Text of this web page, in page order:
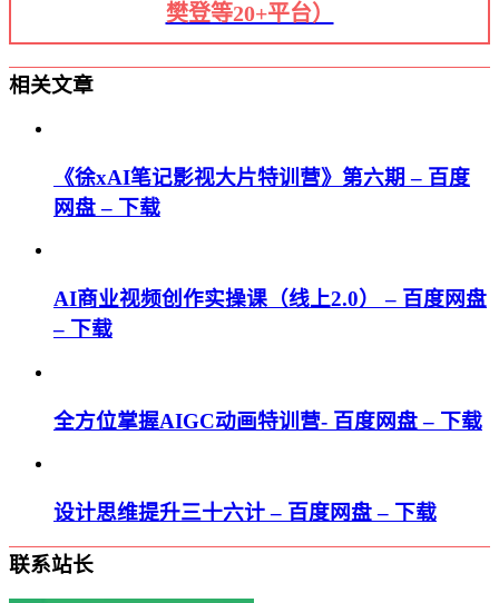
樊登等20+平台）
相关文章
《徐xAI笔记影视大片特训营》第六期 – 百度
网盘 – 下载
AI商业视频创作实操课（线上2.0） – 百度网盘
– 下载
全方位掌握AIGC动画特训营- 百度网盘 – 下载
设计思维提升三十六计 – 百度网盘 – 下载
联系站长